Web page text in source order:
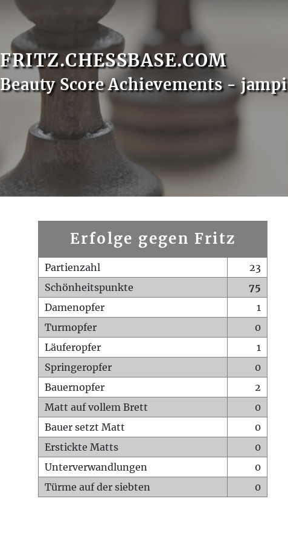
FRITZ.CHESSBASE.COM
Beauty Score Achievements - jampi
Erfolge gegen Fritz
Partienzahl
23
Schönheitspunkte
75
Damenopfer
1
Turmopfer
0
Läuferopfer
1
Springeropfer
0
Bauernopfer
2
Matt auf vollem Brett
0
Bauer setzt Matt
0
Erstickte Matts
0
Unterverwandlungen
0
Türme auf der siebten
0